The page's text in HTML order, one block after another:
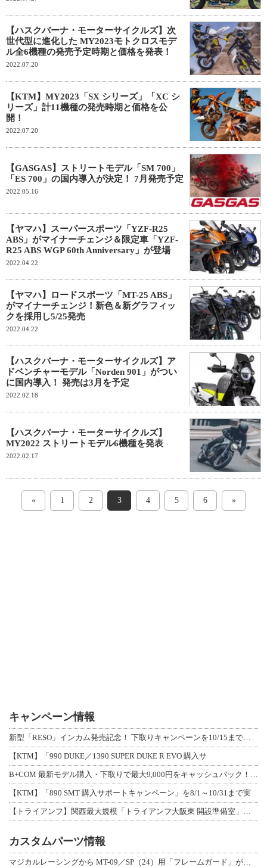
【ハスクバーナ・モーターサイクルズ】次
世代型に進化した MY2023モトクロスモデ
ル全6機種の発売予定時期と価格を発表！
2022.07.20
【KTM】MY2023「SX シリーズ」「XC シ
リーズ」計11機種の発売時期と価格を公
開！
2022.07.20
【GASGAS】ストリートモデル「SM 700」
「ES 700」の国内導入が決定！ 7月発売予定
2022.05.16
【ヤマハ】スーパースポーツ「YZF-R25
ABS」がマイナーチェンジ＆限定車「YZF-
R25 ABS WGP 60th Anniversary」が登場
2022.04.22
【ヤマハ】ロードスポーツ「MT-25 ABS」
がマイナーチェンジ！新色＆新グラフィッ
クを採用し5/25発売
2022.04.22
【ハスクバーナ・モーターサイクルズ】ア
ドベンチャーモデル「Norden 901」がつい
に国内導入！ 発売は3月を予定
2022.02.18
【ハスクバーナ・モーターサイクルズ】
MY2022 ストリートモデル6機種を発表
2022.02.17
« 1 2 3 4 5 6 »
キャンペーン情報
新型「RESO」インカム発売記念！ 下取りキャンペーンを10/15まで延長して開
【KTM】「990 DUKE／1390 SUPER DUKE R EVO 購入サ
B+COM 最新モデル購入・下取りで最大9,000円をキャッシュバック！「B+F
【KTM】「890 SMT 購入サポートキャンペーン」を8/1～10/31まで実
【トライアンフ】関西最大規模「トライアンフ大阪東 開設準備室」がオープン！ 限定
カスタムパーツ情報
マジカルレーシングから MT-09／SP（24）用「フレームガード」が登場！